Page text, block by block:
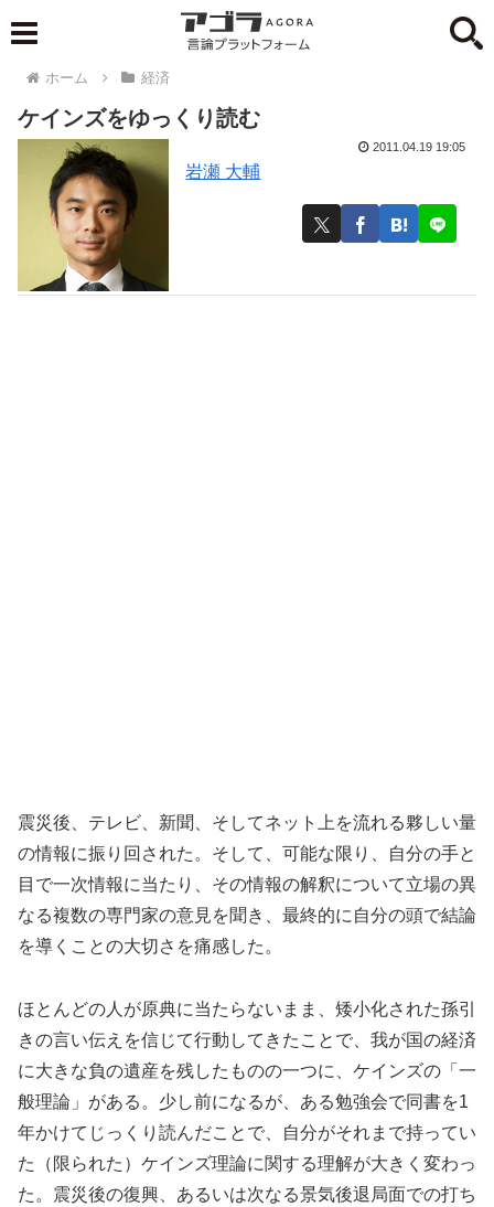
ホーム 経済
ケインズをゆっくり読む
岩瀬 大輔
2011.04.19 19:05
震災後、テレビ、新聞、そしてネット上を流れる夥しい量
の情報に振り回された。そして、可能な限り、自分の手と
目で一次情報に当たり、その情報の解釈について立場の異
なる複数の専門家の意見を聞き、最終的に自分の頭で結論
を導くことの大切さを痛感した。
ほとんどの人が原典に当たらないまま、矮小化された孫引
きの言い伝えを信じて行動してきたことで、我が国の経済
に大きな負の遺産を残したものの一つに、ケインズの「一
般理論」がある。少し前になるが、ある勉強会で同書を1
年かけてじっくり読んだことで、自分がそれまで持ってい
た（限られた）ケインズ理論に関する理解が大きく変わっ
た。震災後の復興、あるいは次なる景気後退局面での打ち